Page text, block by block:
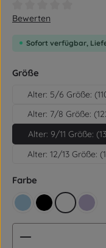
Durchschnittliche
Bewerten
Sofort verfügbar,
Größe
Alter: 5/6 Größe:
Alter: 7/8 Größe:
Alter: 9/11 Größe:
Alter: 12/13 Größe:
Farbe
hellblauschwarzweiß lila
Produkt Anzahl: